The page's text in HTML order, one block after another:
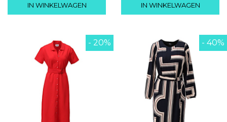
IN WINKELWAGEN IN WINKELWAGEN
- 20% - 40%